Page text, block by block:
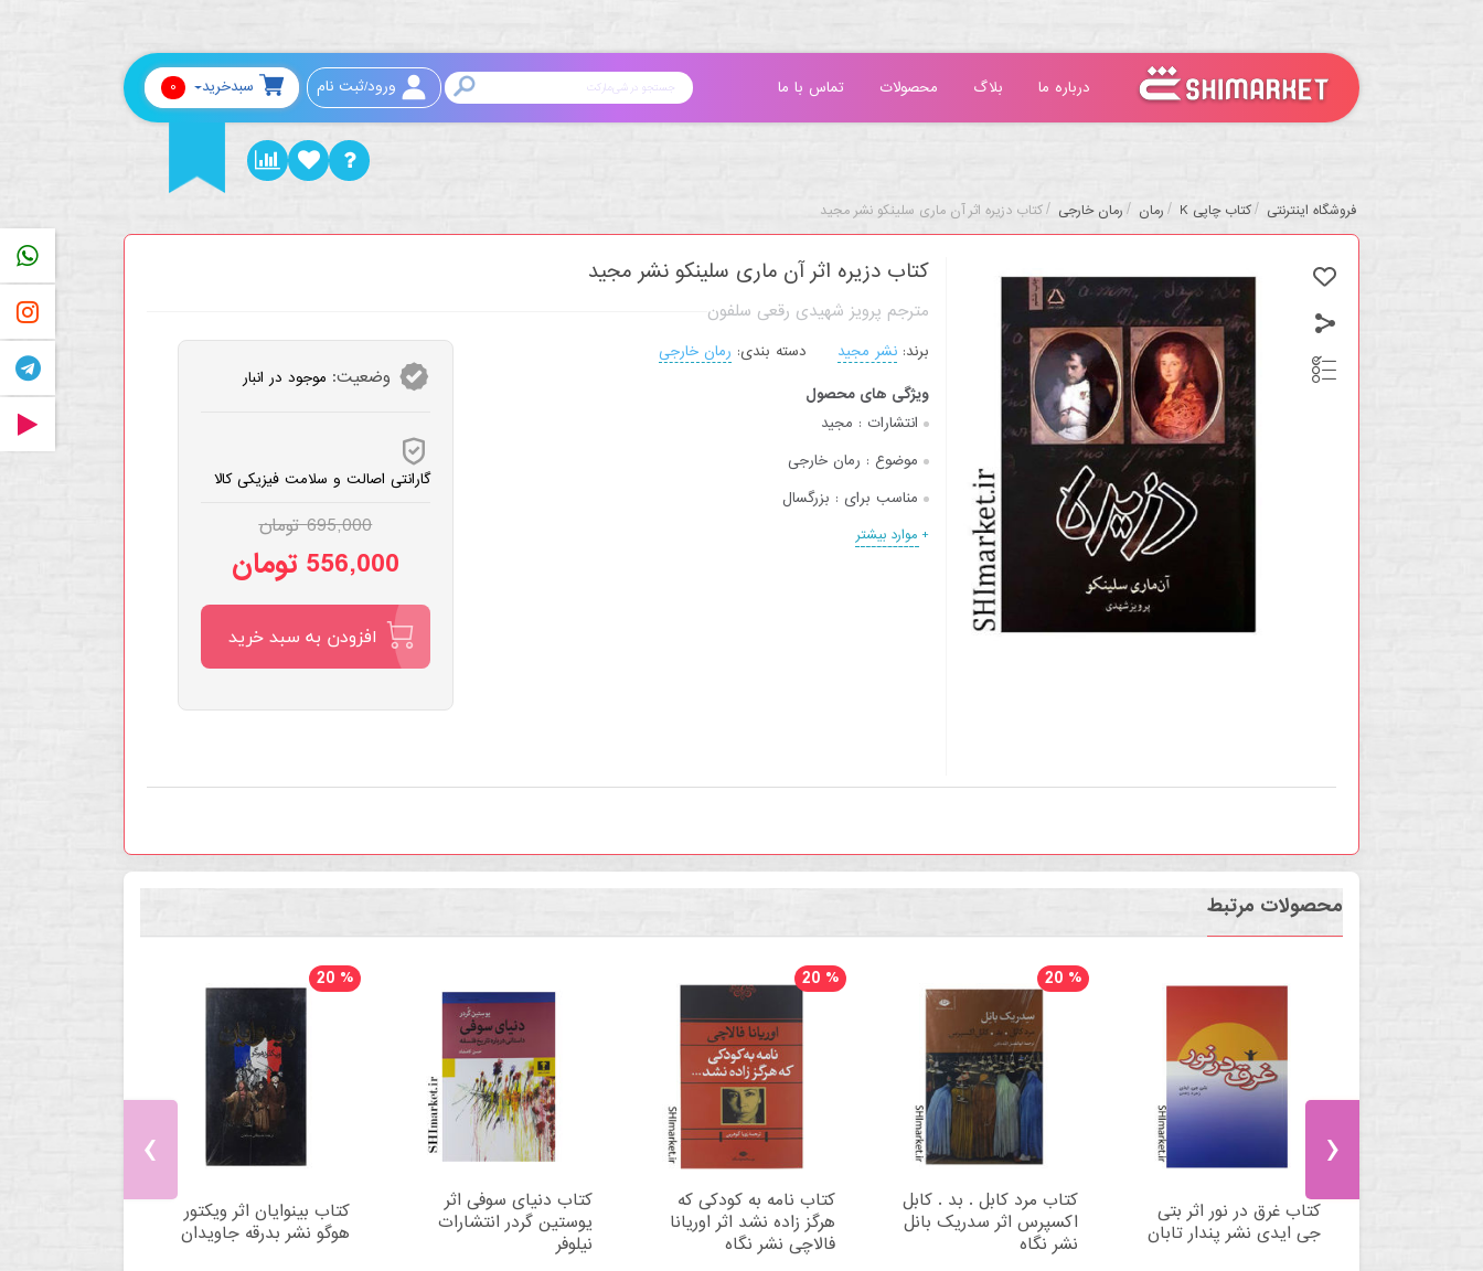
درباره ما بلاگ محصولات تماس با ما ورود/ثبت نام سبدخرید 0
فروشگاه اینترنتی /کتاب چاپی K / رمان / رمان خارجی /کتاب دزیره اثر آن ماری سلینکو نشر مجید
کتاب دزیره اثر آن ماری سلینکو نشر مجید
مترجم پرویز شهیدی رقعی سلفون
برند: نشر مجید دسته بندی: رمان خارجی
ویژگی های محصول
انتشارات : مجید
موضوع : رمان خارجی
مناسب برای : بزرگسال
+ موارد بیشتر
وضعیت: موجود در انبار
گارانتی اصالت و سلامت فیزیکی کالا
695,000 تومان
556,000 تومان
افزودن به سبد خرید
محصولات مرتبط
کتاب بینوایان اثر ویکتور
هوگو نشر بدرقه جاویدان
20 %
کتاب دنیای سوفی اثر
یوستین گردر انتشارات
نیلوفر
کتاب نامه به کودکی که
هرگز زاده نشد اثر اوریانا
فالاچی نشر نگاه
20 %
کتاب مرد کابل . بد . کابل
اکسپرس اثر سدریک بانل
نشر نگاه
20 %
کتاب غرق در نور اثر بتی
جی ایدی نشر پندار تابان
‹ ›